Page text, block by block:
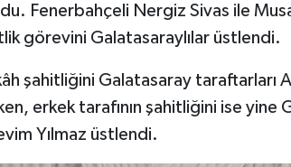
Fenerbahçeli Nergiz Sivas ile
görevini Galatasaraylılar üstlendi.
şahitliğini Galatasaray taraftarları
erkek tarafının şahitliğini ise yine
Yılmaz üstlendi.